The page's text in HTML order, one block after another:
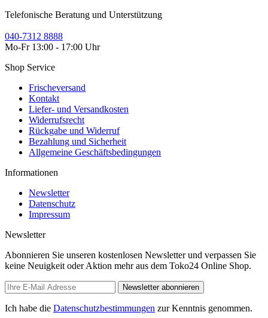
Telefonische Beratung und Unterstützung
040-7312 8888
Mo-Fr 13:00 - 17:00 Uhr
Shop Service
Frischeversand
Kontakt
Liefer- und Versandkosten
Widerrufsrecht
Rückgabe und Widerruf
Bezahlung und Sicherheit
Allgemeine Geschäftsbedingungen
Informationen
Newsletter
Datenschutz
Impressum
Newsletter
Abonnieren Sie unseren kostenlosen Newsletter und verpassen Sie
keine Neuigkeit oder Aktion mehr aus dem Toko24 Online Shop.
Newsletter abonnieren
Ich habe die Datenschutzbestimmungen zur Kenntnis genommen.